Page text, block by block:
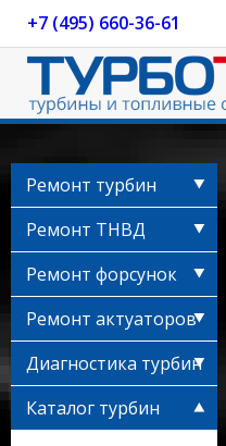
+7 (495) 660-36-61
Ремонт турбин
Ремонт ТНВД
Ремонт форсунок
Ремонт актуаторов
Диагностика турбин
Каталог турбин